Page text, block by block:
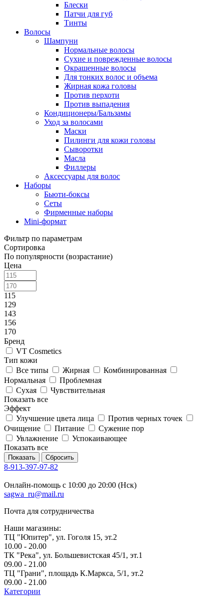
Блески
Патчи для губ
Тинты
Волосы
Шампуни
Нормальные волосы
Сухие и поврежденные волосы
Окрашенные волосы
Для тонких волос и объема
Жирная кожа головы
Против перхоти
Против выпадения
Кондиционеры/Бальзамы
Уход за волосами
Маски
Пилинги для кожи головы
Сыворотки
Масла
Филлеры
Аксессуары для волос
Наборы
Бьюти-боксы
Сеты
Фирменные наборы
Mini-формат
Фильтр по параметрам
Сортировка
По популярности (возрастание)
Цена
115
129
143
156
170
Бренд
VT Cosmetics
Тип кожи
Все типы
Жирная
Комбинированная
Нормальная
Проблемная
Сухая
Чувствительная
Показать все
Эффект
Улучшение цвета лица
Против черных точек
Очищение
Питание
Сужение пор
Увлажнение
Успокаивающее
Показать все
Сбросить
8-913-397-97-82
Онлайн-помощь с 10:00 до 20:00 (Нск)
sagwa_ru@mail.ru
Почта для сотрудничества
Наши магазины:
ТЦ "Юпитер", ул. Гоголя 15, эт.2
10.00 - 20.00
ТК "Река", ул. Большевистская 45/1, эт.1
09.00 - 21.00
ТЦ "Грани", площадь К.Маркса, 5/1​, эт.2
09.00 - 21.00
Категории